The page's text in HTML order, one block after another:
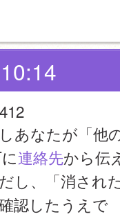
あなたが「他
連絡先から伝
し、「消され
認したうえで